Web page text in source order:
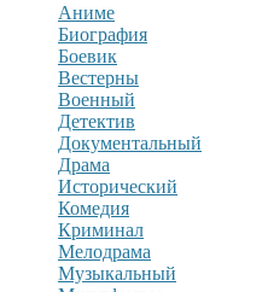
Аниме
Биография
Боевик
Вестерны
Военный
Детектив
Документальный
Драма
Исторический
Комедия
Криминал
Мелодрама
Музыкальный